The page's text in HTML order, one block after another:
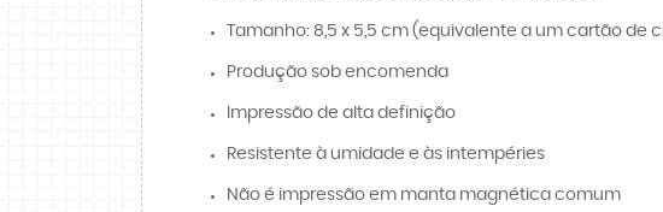
Tamanho: 8,5 x 5,5 cm (equivalente a um cartão de
Produção sob encomenda
Impressão de alta definição
Resistente à umidade e às intempéries
Não é impressão em manta magnética comum